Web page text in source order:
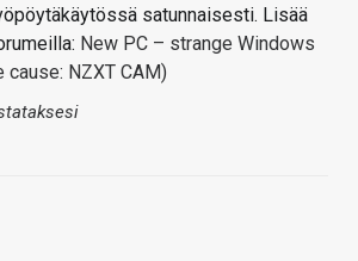
satunnaisesti. Lisää
New PC – strange Windows
NZXT CAM)